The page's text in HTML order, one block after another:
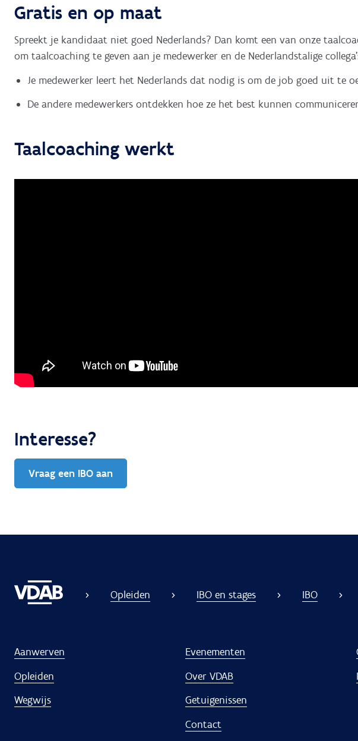
Gratis en op maat
Spreekt je kandidaat niet goed Nederlands? Dan komt een van onze
om taalcoaching te geven aan je medewerker en de Nederlandstalige
Je medewerker leert het Nederlands dat nodig is om de job goed uit te
De andere medewerkers ontdekken hoe ze het best kunnen
Taalcoaching werkt
Interesse?
Vraag een IBO aan
Opleiden IBO en stages IBO
Aanwerven
Opleiden
Wegwijs
Evenementen
Over VDAB
Getuigenissen
Contact